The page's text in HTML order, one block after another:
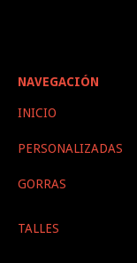
NAVEGACIÓN
INICIO
PERSONALIZADAS
GORRAS
TALLES